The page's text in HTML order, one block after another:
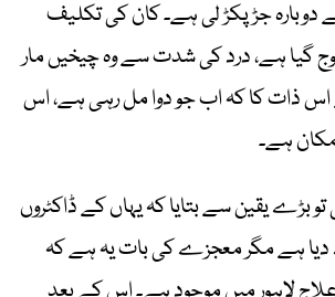
دوبارہ جڑ پکڑ لی ہے۔ کان کی تکلیف
گیا ہے، درد کی شدت سے وہ چیخیں مار
ذات کا کہ اب جو دوا مل رہی ہے، اس
ہے۔
بڑے یقین سے بتایا کہ یہاں کے ڈاکٹروں
ہے مگر معجزے کی بات یہ ہے کہ